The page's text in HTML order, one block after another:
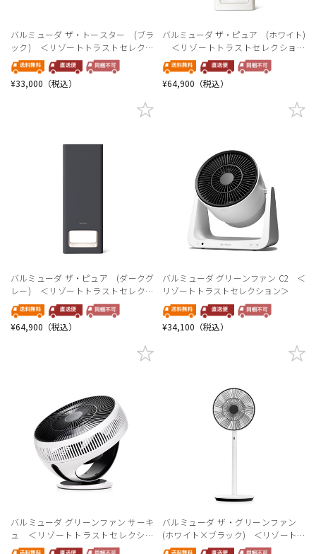
バルミューダ ザ・トースター (ブラ
ック) ＜リゾートトラストセレクシ
ョン＞
¥33,000（税込）
バルミューダ ザ・ピュア (ホワイト)
＜リゾートトラストセレクション
＞
¥64,900（税込）
バルミューダ ザ・ピュア (ダークグ
レー) ＜リゾートトラストセレクシ
ョン＞
¥64,900（税込）
バルミューダ グリーンファン C2 ＜
リゾートトラストセレクション＞
¥34,100（税込）
バルミューダ グリーンファン サーキ
ュ ＜リゾートトラストセレクショ
ン＞
バルミューダ ザ・グリーンファン
(ホワイト×ブラック) ＜リゾートト
ラストセレクション＞